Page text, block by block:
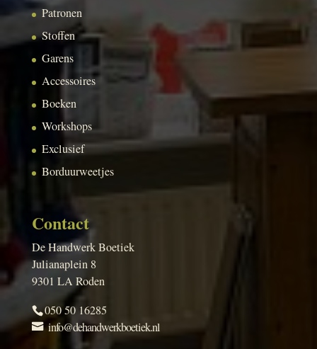
Patronen
Stoffen
Garens
Accessoires
Boeken
Workshops
Exclusief
Borduurweetjes
Contact
De Handwerk Boetiek
Julianaplein 8
9301 LA Roden
050 50 16285
info@dehandwerkboetiek.nl